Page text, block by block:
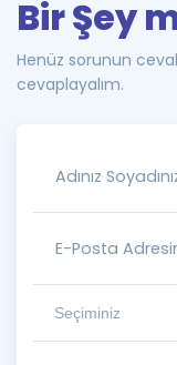
Bir Şey
Henüz sorunun
cevaplayalım.